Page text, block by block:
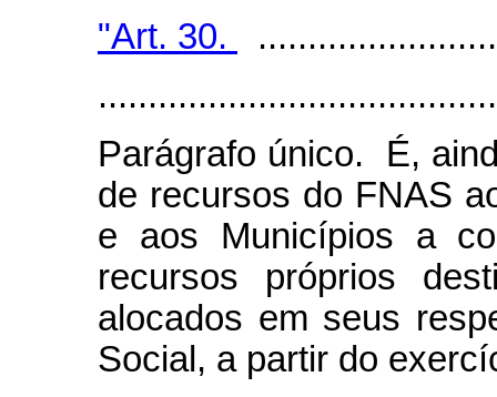
"Art. 30.
Parágrafo único. É,
de recursos do FNAS
e aos Municípios a
recursos próprios
alocados em seus
Social, a partir do